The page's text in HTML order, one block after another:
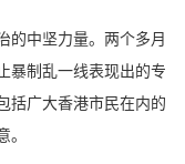
的中坚力量。两个多月
暴制乱一线表现出的专
括广大香港市民在内的
。